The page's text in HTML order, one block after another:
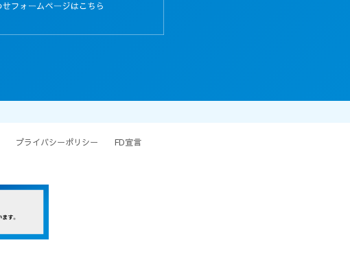
プライバシーポリシー FD宣言